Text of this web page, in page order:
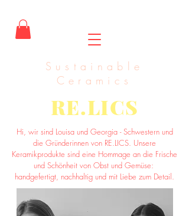
Sustainable
Ceramics
RE.LICS
Hi, wir sind Louisa und Georgia - Schwestern und
die Gründerinnen von RE.LICS. Unsere
Keramikprodukte sind eine Hommage an die Frische
und Schönheit von Obst und Gemüse:
handgefertigt, nachhaltig und mit Liebe zum Detail.